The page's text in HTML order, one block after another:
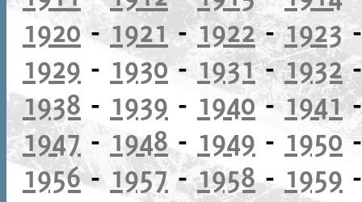
1920 - 1921-1922-1923
1929 - 1930- 1931-1932
1938 - 1939 - 1940-1941
1947 - 1948- 1949 - 1950
1956- 1957-1958- 1959